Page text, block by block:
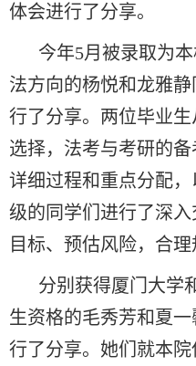
体会进行了分享。
今年5月被录取为
法方向的杨悦和龙雅
行了分享。两位毕业
选择，法考与考研的
详细过程和重点分配
级的同学们进行了深
目标、预估风险，合理
分别获得厦门大学
生资格的毛秀芳和夏
行了分享。她们就本